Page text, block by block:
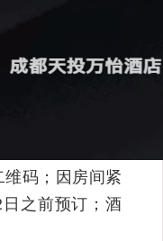
码；因房间紧
日之前预订；酒